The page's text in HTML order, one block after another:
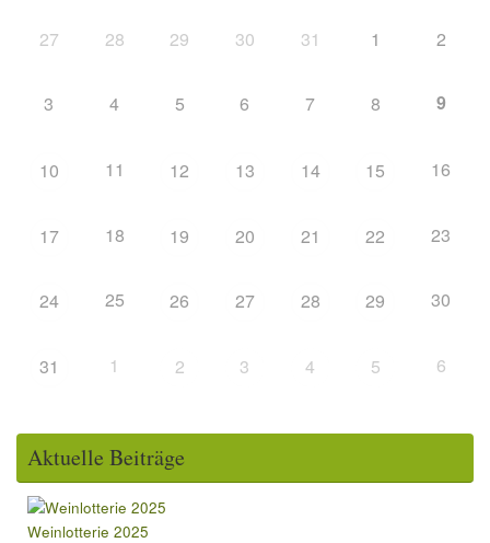
27 28 29 30 31 1 2
3 4 5 6 7 8 9
10 11 12 13 14 15 16
17 18 19 20 21 22 23
24 25 26 27 28 29 30
31 1 2 3 4 5 6
Aktuelle Beiträge
Weinlotterie 2025